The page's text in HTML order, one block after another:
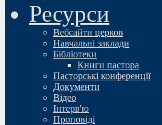
Ресурси
Вебсайти церков
Навчальні заклади
Бібліотеки
Книги пастора
Пасторські конференції
Документи
Відео
Iнтерв'ю
Проповіді